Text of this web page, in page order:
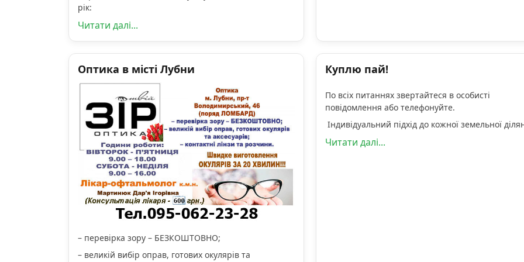
рік:
Читати далі...
Оптика в місті Лубни
– перевірка зору – БЕЗКОШТОВНО;
– великій вибір оправ, готових окулярів та
Куплю пай!
По всіх питаннях звертайтеся в особисті
повідомлення або телефонуйте.
Індивідуальний підхід до кожної земельної
Читати далі...